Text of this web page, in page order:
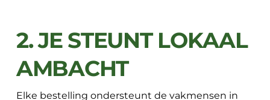
2. JE STEUNT LOKAAL
AMBACHT
Elke bestelling ondersteunt de vakmensen in